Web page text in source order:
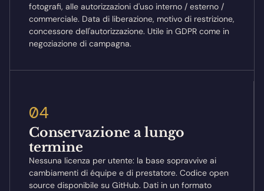
fotografi, alle autorizzazioni d'uso interno / esterno /
commerciale. Data di liberazione, motivo di restrizione,
concessore dell'autorizzazione. Utile in GDPR come in
negoziazione di campagna.
04
Conservazione a lungo
termine
Nessuna licenza per utente: la base sopravvive ai
cambiamenti di équipe e di prestatore. Codice open
source disponibile su GitHub. Dati in un formato